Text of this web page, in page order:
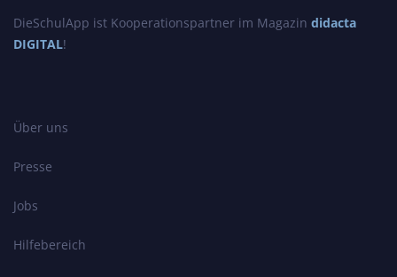
DieSchulApp ist Kooperationspartner im Magazin didacta
DIGITAL!
Über uns
Presse
Jobs
Hilfebereich